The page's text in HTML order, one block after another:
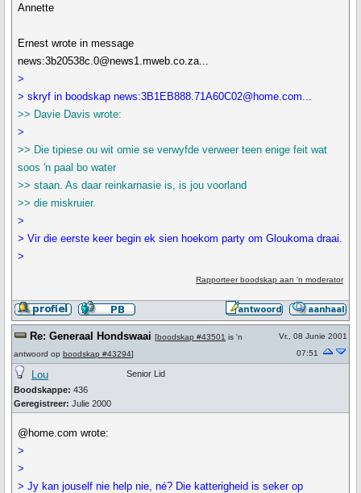
Annette
Ernest wrote in message
news:3b20538c.0@news1.mweb.co.za...
>
> skryf in boodskap news:3B1EB888.71A60C02@home.com...
>> Davie Davis wrote:
>
>> Die tipiese ou wit omie se verwyfde verweer teen enige feit wat
soos 'n paal bo water
>> staan. As daar reinkarnasie is, is jou voorland
>> die miskruier.
>
> Vir die eerste keer begin ek sien hoekom party om Gloukoma draai.
>
Rapporteer boodskap aan 'n moderator
Re: Generaal Hondswaai [boodskap #43501 is 'n
antwoord op boodskap #43294]
Vr., 08 Junie 2001
07:51
Lou
Boodskappe: 436
Geregistreer: Julie 2000
Senior Lid
@home.com wrote:
>
>
> Jy kan jouself nie help nie, né? Die katterigheid is seker op